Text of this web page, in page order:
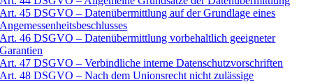
Art. 45 DSGVO – Datenübermittlung auf der Grundlage eines
Angemessenheitsbeschlusses
Art. 46 DSGVO – Datenübermittlung vorbehaltlich geeigneter
Garantien
Art. 47 DSGVO – Verbindliche interne Datenschutzvorschriften
Art. 48 DSGVO – Nach dem Unionsrecht nicht zulässige